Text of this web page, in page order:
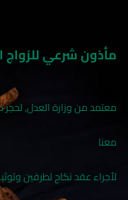
مأذون شرعي للزواج
معتمد من وزارة العدل, لحجز
معنا
لأجراء عقد نكاح لطرفين